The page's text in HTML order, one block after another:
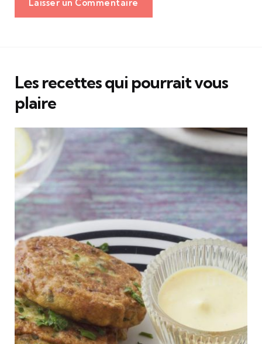
Laisser un Commentaire
Les recettes qui pourrait vous
plaire